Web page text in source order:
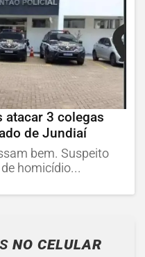
atacar 3 colegas
de Jundiaí
bem. Suspeito
homicídio...
NO CELULAR